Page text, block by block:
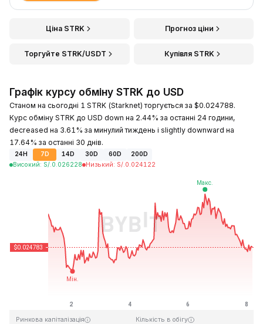
Ціна STRK Прогноз ціни
Торгуйте STRK/USDT Купівля STRK
Графік курсу обміну STRK до USD
Станом на сьогодні 1 STRK (Starknet) торгується за $0.024788.
Курс обміну STRK до USD down на 2.44% за останні 24 години,
decreased на 3.61% за минулий тиждень і slightly downward на
17.64% за останні 30 днів.
24H 7D 14D 30D 60D
200D
Високий: S/. 0.026228 Низький: S/. 0.024122
Останнє оновлення: 2026-08-08, 04:50 GMT+0
Ринкова капіталізація Кількість в обігу